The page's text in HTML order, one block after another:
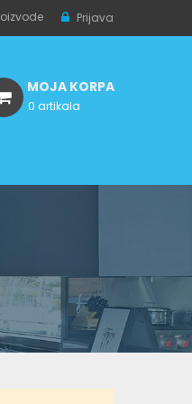
Prijava
MOJA KORPA
0 artikala